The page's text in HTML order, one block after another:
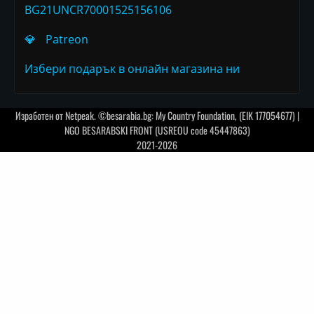
BG21UNCR70001525156106
💎
Patreon
Избери подарък в онлайн магазина ни
Изработен отNetpeak. ©besarabia.bg: My Country Foundation, (EIK 177054677) |
NGO BESARABSKI FRONT (USREOU code 45447863)
2021-2026